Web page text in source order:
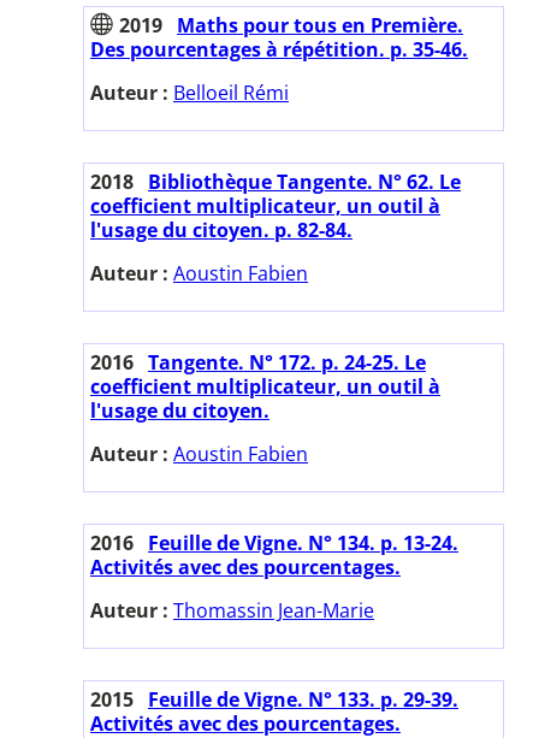
2019 Maths pour tous en Première.
Des pourcentages à répétition. p. 35-46.
Auteur : Belloeil Rémi
2018 Bibliothèque Tangente. N° 62. Le
coefficient multiplicateur, un outil à
l'usage du citoyen. p. 82-84.
Auteur : Aoustin Fabien
2016 Tangente. N° 172. p. 24-25. Le
coefficient multiplicateur, un outil à
l'usage du citoyen.
Auteur : Aoustin Fabien
2016 Feuille de Vigne. N° 134. p. 13-24.
Activités avec des pourcentages.
Auteur : Thomassin Jean-Marie
2015 Feuille de Vigne. N° 133. p. 29-39.
Activités avec des pourcentages.